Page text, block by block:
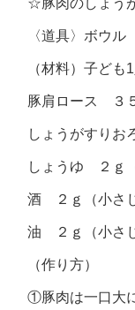
☆豚肉のしょう
〈道具〉ボウ
（材料）子ども
豚肩ロース ３
しょうがすり
しょうゆ ２ｇ
酒 ２ｇ（小さ
油 ２ｇ（小さ
（作り方）
①豚肉は一口大